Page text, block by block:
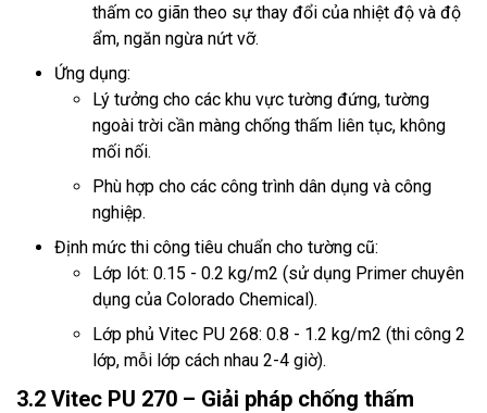
thấm co giãn theo sự thay đổi của nhiệt độ và độ
ẩm, ngăn ngừa nứt vỡ.
Ứng dụng:
Lý tưởng cho các khu vực tường đứng, tường
ngoài trời cần màng chống thấm liên tục, không
mối nối.
Phù hợp cho các công trình dân dụng và công
nghiệp.
Định mức thi công tiêu chuẩn cho tường cũ:
Lớp lót: 0.15 - 0.2 kg/m2 (sử dụng Primer chuyên
dụng của Colorado Chemical).
Lớp phủ Vitec PU 268: 0.8 - 1.2 kg/m2 (thi công 2
lớp, mỗi lớp cách nhau 2-4 giờ).
3.2 Vitec PU 270 – Giải pháp chống thấm